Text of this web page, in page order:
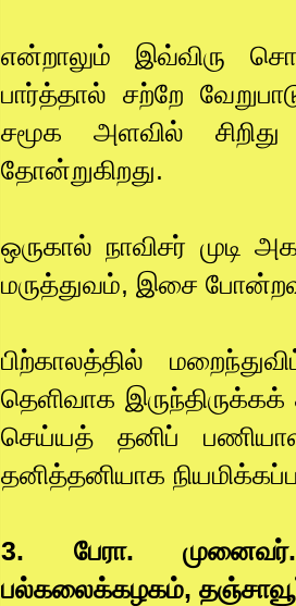
என்றாலும் இவ்விரு
பார்த்தால் சற்றே
சமூக அளவில்
தோன்றுகிறது.
ஒருகால் நாவிசர் முடி
மருத்துவம், இசை
பிற்காலத்தில்
தெளிவாக
செய்யத் தனிப்
தனித்தனியாக
3. பேரா.
பல்கலைக்கழகம்,